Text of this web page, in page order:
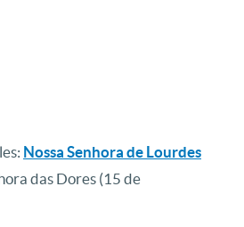
Nossa Senhora de Lourdes
das Dores (15 de